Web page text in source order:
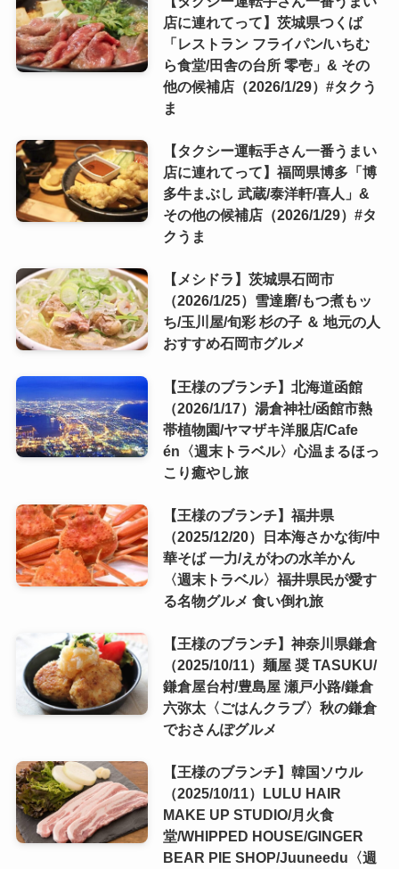
店に連れてって】茨城県つくば
「レストラン フライパン/いちむ
ら食堂/田舎の台所 零壱」& その
他の候補店（2026/1/29）#タクう
ま
【タクシー運転手さん一番うまい
店に連れてって】福岡県博多「博
多牛まぶし 武蔵/泰洋軒/喜人」&
その他の候補店（2026/1/29）#タ
クうま
【メシドラ】茨城県石岡市
（2026/1/25）雪達磨/もつ煮もッ
ち/玉川屋/旬彩 杉の子 ＆ 地元の人
おすすめ石岡市グルメ
【王様のブランチ】北海道函館
（2026/1/17）湯倉神社/函館市熱
帯植物園/ヤマザキ洋服店/Cafe
én〈週末トラベル〉心温まるほっ
こり癒やし旅
【王様のブランチ】福井県
（2025/12/20）日本海さかな街/中
華そば 一力/えがわの水羊かん
〈週末トラベル〉福井県民が愛す
る名物グルメ 食い倒れ旅
【王様のブランチ】神奈川県鎌倉
（2025/10/11）麺屋 奨 TASUKU/
鎌倉屋台村/豊島屋 瀬戸小路/鎌倉
六弥太〈ごはんクラブ〉秋の鎌倉
でおさんぽグルメ
【王様のブランチ】韓国ソウル
（2025/10/11）LULU HAIR
MAKE UP STUDIO/月火食
堂/WHIPPED HOUSE/GINGER
BEAR PIE SHOP/Juuneedu〈週